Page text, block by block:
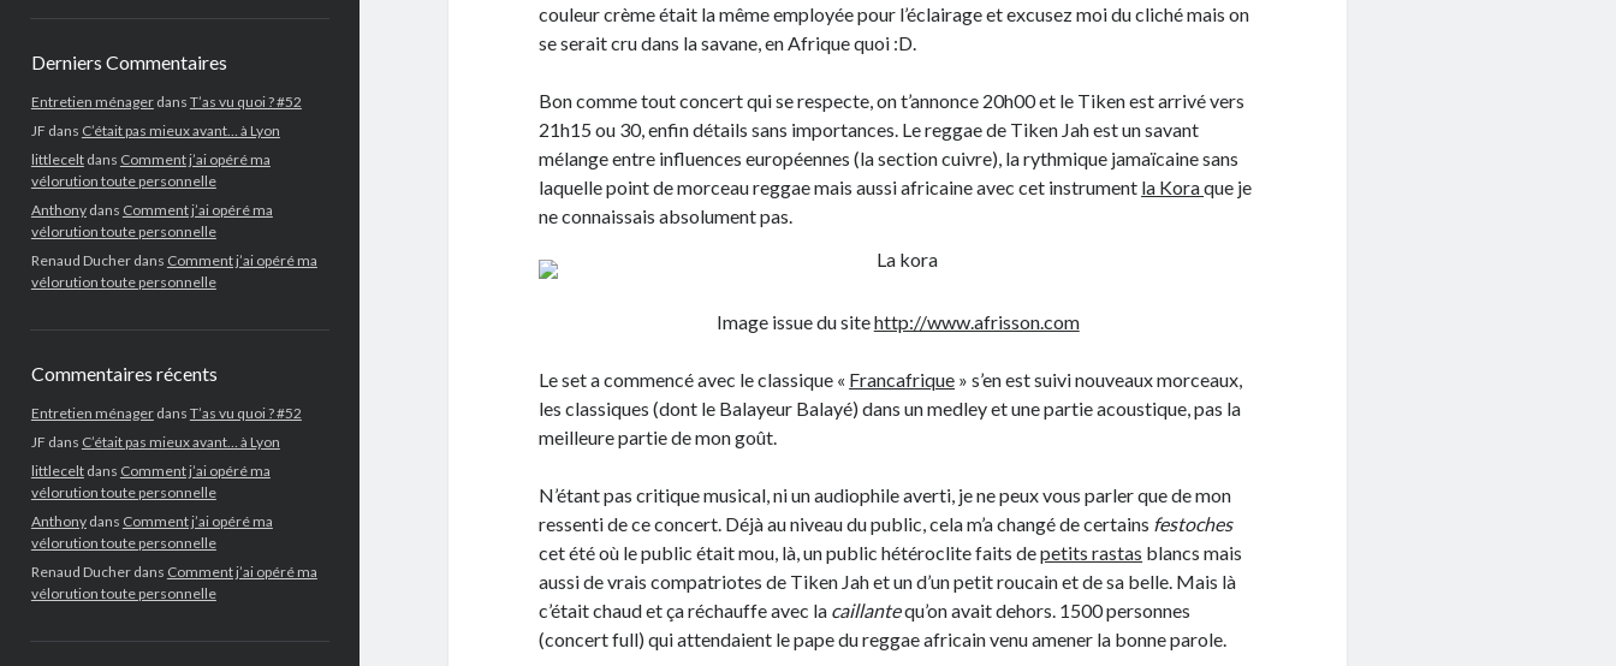
Derniers Commentaires
Entretien ménagerdans T’as vu quoi ? #52
JF dans C’était pas mieux avant… à Lyon
littleceltdans Comment j’ai opéré ma
vélorution toute personnelle
Anthonydans Comment j’ai opéré ma
vélorution toute personnelle
Renaud Ducherdans Comment j’ai opéré ma
vélorution toute personnelle
Commentaires récents
Entretien ménagerdans T’as vu quoi ? #52
JF dans C’était pas mieux avant… à Lyon
littleceltdans Comment j’ai opéré ma
vélorution toute personnelle
Anthonydans Comment j’ai opéré ma
vélorution toute personnelle
Renaud Ducherdans Comment j’ai opéré ma
vélorution toute personnelle
couleur crème était la même employée pour l’éclairage et excusez moi du cliché mais on
se serait cru dans la savane, en Afrique quoi :D.
Bon comme tout concert qui se respecte, on t’annonce 20h00 et le Tiken est arrivé vers
21h15 ou 30, enfin détails sans importances. Le reggae de Tiken Jah est un savant
mélange entre influences européennes (la section cuivre), la rythmique jamaïcaine sans
laquelle point de morceau reggae mais aussi africaine avec cet instrument la Koraque je
ne connaissais absolument pas.
Image issue du sitehttp://www.afrisson.com
Le set a commencé avec le classique « Francafrique » s’en est suivi nouveaux morceaux,
les classiques (dont le Balayeur Balayé) dans un medley et une partie acoustique, pas la
meilleure partie de mon goût.
N’étant pas critique musical, ni un audiophile averti, je ne peux vous parler que de mon
ressenti de ce concert. Déjà au niveau du public, cela m’a changé de certains festoches
cet été où le public était mou, là, un public hétéroclite faits depetits rastas blancs mais
aussi de vrais compatriotes de Tiken Jah et un d’un petit roucain et de sa belle. Mais là
c’était chaud et ça réchauffe avec la caillantequ’on avait dehors. 1500 personnes
(concert full) qui attendaient le pape du reggae africain venu amener la bonne parole.